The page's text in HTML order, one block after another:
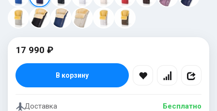
17 990 ₽
В корзину
Доставка Бесплатно